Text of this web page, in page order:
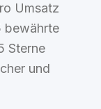
Umsatz
bewährte
Sterne
und